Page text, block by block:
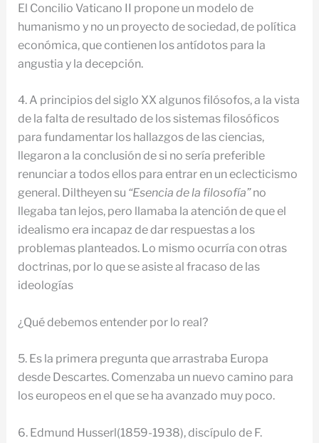
El Concilio Vaticano II propone un modelo de
humanismo y no un proyecto de sociedad, de política
económica, que contienen los antídotos para la
angustia y la decepción.
4. A principios del siglo XX algunos filósofos, a la vista
de la falta de resultado de los sistemas filosóficos
para fundamentar los hallazgos de las ciencias,
llegaron a la conclusión de si no sería preferible
renunciar a todos ellos para entrar en un eclecticismo
general. Diltheyen su “Esencia de la filosofía”no
llegaba tan lejos, pero llamaba la atención de que el
idealismo era incapaz de dar respuestas a los
problemas planteados. Lo mismo ocurría con otras
doctrinas, por lo que se asiste al fracaso de las
ideologías
¿Qué debemos entender por lo real?
5. Es la primera pregunta que arrastraba Europa
desde Descartes. Comenzaba un nuevo camino para
los europeos en el que se ha avanzado muy poco.
6. Edmund Husserl(1859-1938), discípulo de F.